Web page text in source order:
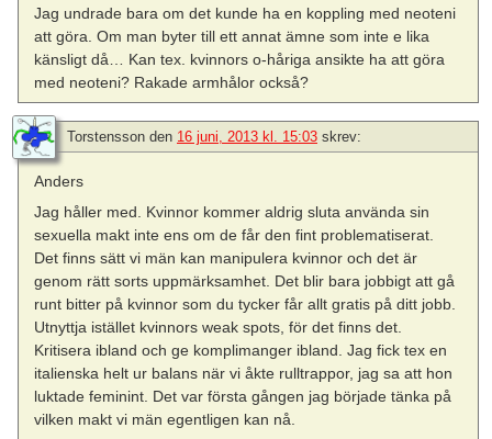
Jag undrade bara om det kunde ha en koppling med neoteni
att göra. Om man byter till ett annat ämne som inte e lika
känsligt då… Kan tex. kvinnors o-håriga ansikte ha att göra
med neoteni? Rakade armhålor också?
Torstensson den 16 juni, 2013 kl. 15:03 skrev:
Anders
Jag håller med. Kvinnor kommer aldrig sluta använda sin
sexuella makt inte ens om de får den fint problematiserat.
Det finns sätt vi män kan manipulera kvinnor och det är
genom rätt sorts uppmärksamhet. Det blir bara jobbigt att gå
runt bitter på kvinnor som du tycker får allt gratis på ditt jobb.
Utnyttja istället kvinnors weak spots, för det finns det.
Kritisera ibland och ge komplimanger ibland. Jag fick tex en
italienska helt ur balans när vi åkte rulltrappor, jag sa att hon
luktade feminint. Det var första gången jag började tänka på
vilken makt vi män egentligen kan nå.